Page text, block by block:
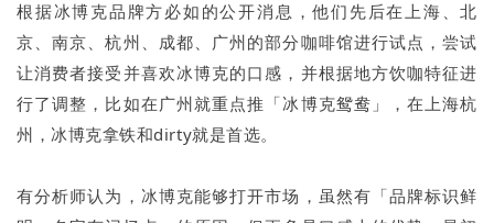
根据冰博克品牌方必如的公开消息，他们先后在上海、北
京、南京、杭州、成都、广州的部分咖啡馆进行试点，尝试
让消费者接受并喜欢冰博克的口感，并根据地方饮咖特征进
行了调整，比如在广州就重点推「冰博克鸳鸯」，在上海杭
州，冰博克拿铁和dirty就是首选。
有分析师认为，冰博克能够打开市场，虽然有「品牌标识鲜